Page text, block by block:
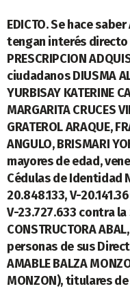
EDICTO. Se hace
tengan interés
PRESCRIPCION
ciudadanos DIUSMA
YURBISAY KATERINE
MARGARITA CRUCES
GRATEROL ARAQUE,
ANGULO, BRISMARI
mayores de edad,
Cédulas de Identidad
20.848.133, V-
V-23.727.633 contra la
CONSTRUCTORA
personas de sus
AMABLE BALZA
MONZON), titulares